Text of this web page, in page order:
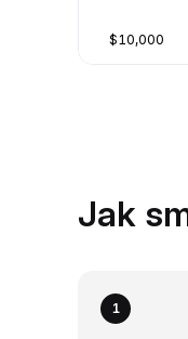
$10,000
Jak
1